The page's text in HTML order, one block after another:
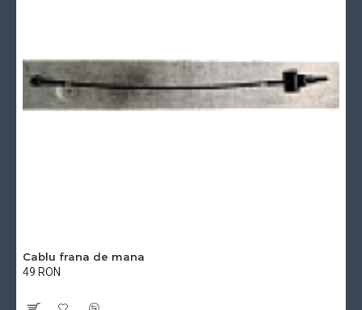
Cablu frana de mana
49 RON